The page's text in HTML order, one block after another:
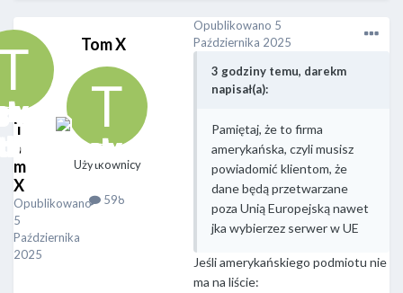
T
o
m
X
Opublikowano
5
Października
2025
Tom X
Użytkownicy
598
Opublikowano 5
Października 2025
3 godziny temu, darekm
napisał(a):
Pamiętaj, że to firma
amerykańska, czyli musisz
powiadomić klientom, że
dane będą przetwarzane
poza Unią Europejską nawet
jka wybierzez serwer w UE
Jeśli amerykańskiego podmiotu nie
ma na liście: